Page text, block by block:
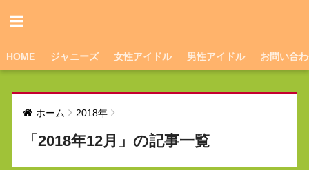
HOME ジャニーズ 女性アイドル 男性アイドル お問い合
ホーム 2018年
「2018年12月」の記事一覧